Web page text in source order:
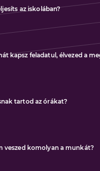
az iskolában?
kapsz feladatul, élvezed a
tartod az órákat?
veszed komolyan a munkát?